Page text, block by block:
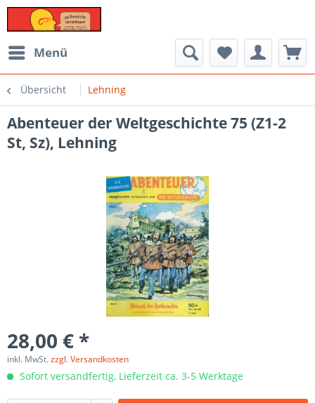
Menü
Übersicht Lehning
Abenteuer der Weltgeschichte 75 (Z1-2
St, Sz), Lehning
28,00 € *
inkl. MwSt.zzgl. Versandkosten
Sofort versandfertig, Lieferzeit ca. 3-5 Werktage